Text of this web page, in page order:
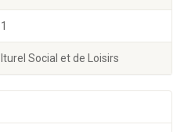
Social et de Loisirs